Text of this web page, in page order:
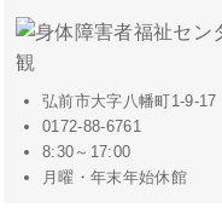
弘前市大字八幡町1-9-17
0172-88-6761
8:30～17:00
月曜・年末年始休館